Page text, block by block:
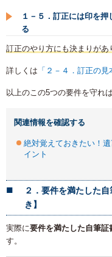
１－５．訂正には印を
る
訂正のやり方にも決まりがあ
詳しくは 「２－４．訂正の見
以上のこの5つの要件を守れ
関連情報を確認する
絶対覚えておきたい！
イント
２．要件を満たした
き】
実際に要件を満たした自筆証
す。